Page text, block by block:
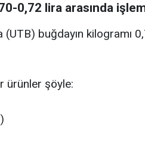
0,72 lira arasında
buğdayın kilogramı
ürünler şöyle: